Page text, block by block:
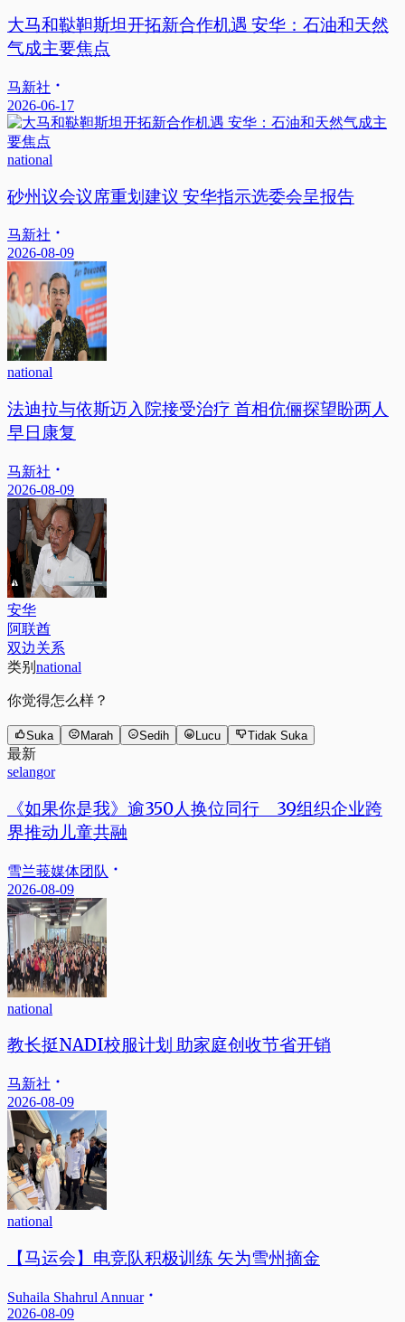
大马和鞑靼斯坦开拓新合作机遇 安华：石油和天然
气成主要焦点
马新社
2026-06-17
national
砂州议会议席重划建议 安华指示选委会呈报告
马新社
2026-08-09
national
法迪拉与依斯迈入院接受治疗 首相伉俪探望盼两人
早日康复
马新社
2026-08-09
安华
阿联酋
双边关系
类别 national
你觉得怎么样？
Suka Marah Sedih Lucu Tidak Suka
最新
selangor
《如果你是我》逾350人换位同行 39组织企业跨
界推动儿童共融
雪兰莪媒体团队
2026-08-09
national
教长挺NADI校服计划 助家庭创收节省开销
马新社
2026-08-09
national
【马运会】电竞队积极训练 矢为雪州摘金
Suhaila Shahrul Annuar
2026-08-09